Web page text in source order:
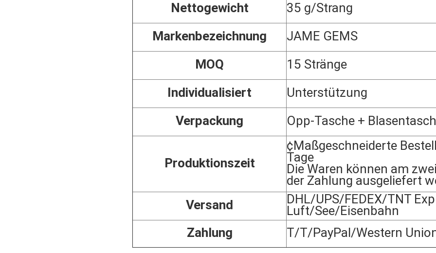
Nettogewicht
35 g/Strang
Markenbezeichnung
JAME GEMS
MOQ
15 Stränge
Individualisiert
Unterstützung
Verpackung
Opp-Tasche +
Produktionszeit
¢Maßgeschneiderte
Tage
Die Waren können am
der Zahlung ausgeliefert
Versand
DHL/UPS/FEDEX/TNT
Luft/See/Eisenbahn
Zahlung
T/T/PayPal/Western